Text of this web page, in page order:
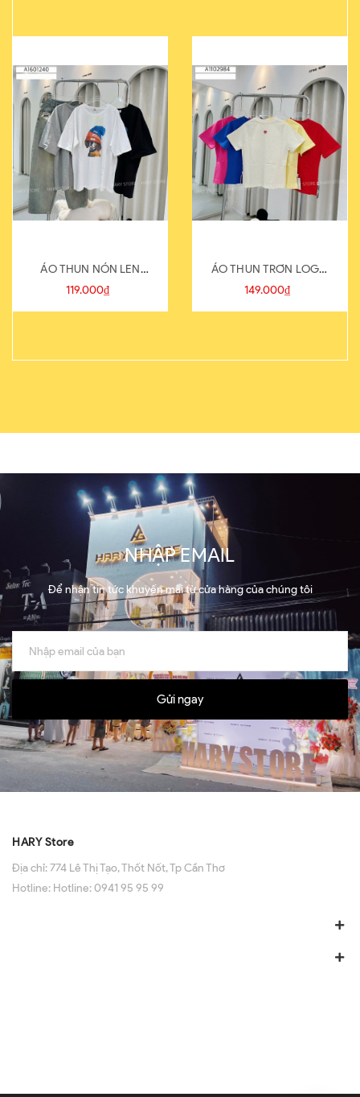
ÁO THUN NÓN LEN
821-1
119.000₫
ÁO THUN TRƠN LOGO
SAU
149.000₫
NHẬP EMAIL
Để nhận tin tức khuyến mãi từ cửa hàng của chúng tôi
Gửi ngay
HARY Store
Địa chỉ:774 Lê Thị Tạo, Thốt Nốt, Tp Cần Thơ
Hotline: Hotline: 0941 95 95 99